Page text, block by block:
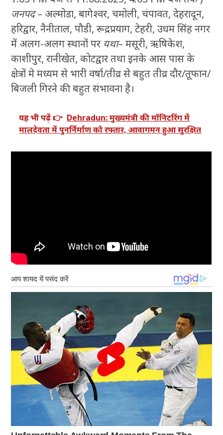
जनपद– अल्मोडा, बागेश्वर, चमोली, चंपावत, देहरादून,
हरिद्वार, नैनीताल, पौडी, रूद्रप्रयाग, टेहरी, उधम सिंह नगर
में अलग-अलग स्थानों पर यथा– मसूरी, ऋषिकेश,
काशीपुर, रानीखेत, कोटद्वार तथा इनके आस पास के
क्षेत्रों मे मध्यम से भारी वर्षा/तीव्र से बहुत तीव्र दौर/तूफान/
बिजली गिरने की बहुत संभावना है।
यह भी पढ़ें 👉 Dehradun: मुख्यमंत्री की मॉनिटरिंग में
मालदेवता में पुनर्निर्माण को रफ्तार, आवागमन हुआ सुरक्षित